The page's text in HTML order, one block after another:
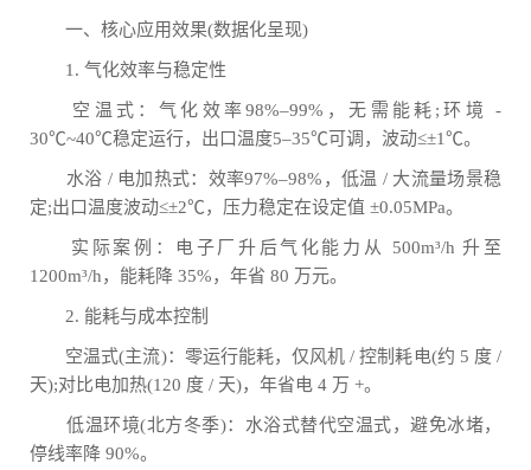
一、核心应用效果(数据化呈现)
1. 气化效率与稳定性
空温式：气化效率98%–99%，无需能耗;环境 -
30℃~40℃稳定运行，出口温度5–35℃可调，波动≤±1℃。
水浴 / 电加热式：效率97%–98%，低温 / 大流量场景稳
定;出口温度波动≤±2℃，压力稳定在设定值 ±0.05MPa。
实际案例：电子厂升后气化能力从 500m³/h 升至
1200m³/h，能耗降 35%，年省 80 万元。
2. 能耗与成本控制
空温式(主流)：零运行能耗，仅风机 / 控制耗电(约 5 度 /
天);对比电加热(120 度 / 天)，年省电 4 万 +。
低温环境(北方冬季)：水浴式替代空温式，避免冰堵，
停线率降 90%。